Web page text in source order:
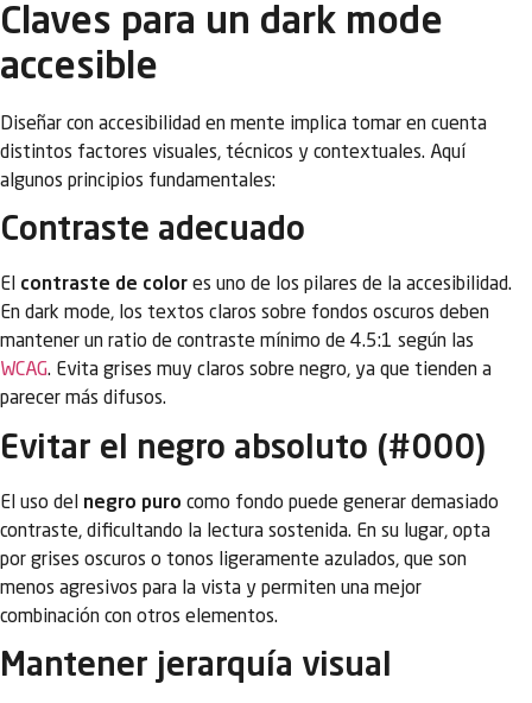
Claves para un dark mode
accesible
Diseñar con accesibilidad en mente implica tomar en cuenta
distintos factores visuales, técnicos y contextuales. Aquí
algunos principios fundamentales:
Contraste adecuado
El contraste de color es uno de los pilares de la accesibilidad.
En dark mode, los textos claros sobre fondos oscuros deben
mantener un ratio de contraste mínimo de 4.5:1 según las
WCAG. Evita grises muy claros sobre negro, ya que tienden a
parecer más difusos.
Evitar el negro absoluto (#000)
El uso del negro puro como fondo puede generar demasiado
contraste, dificultando la lectura sostenida. En su lugar, opta
por grises oscuros o tonos ligeramente azulados, que son
menos agresivos para la vista y permiten una mejor
combinación con otros elementos.
Mantener jerarquía visual